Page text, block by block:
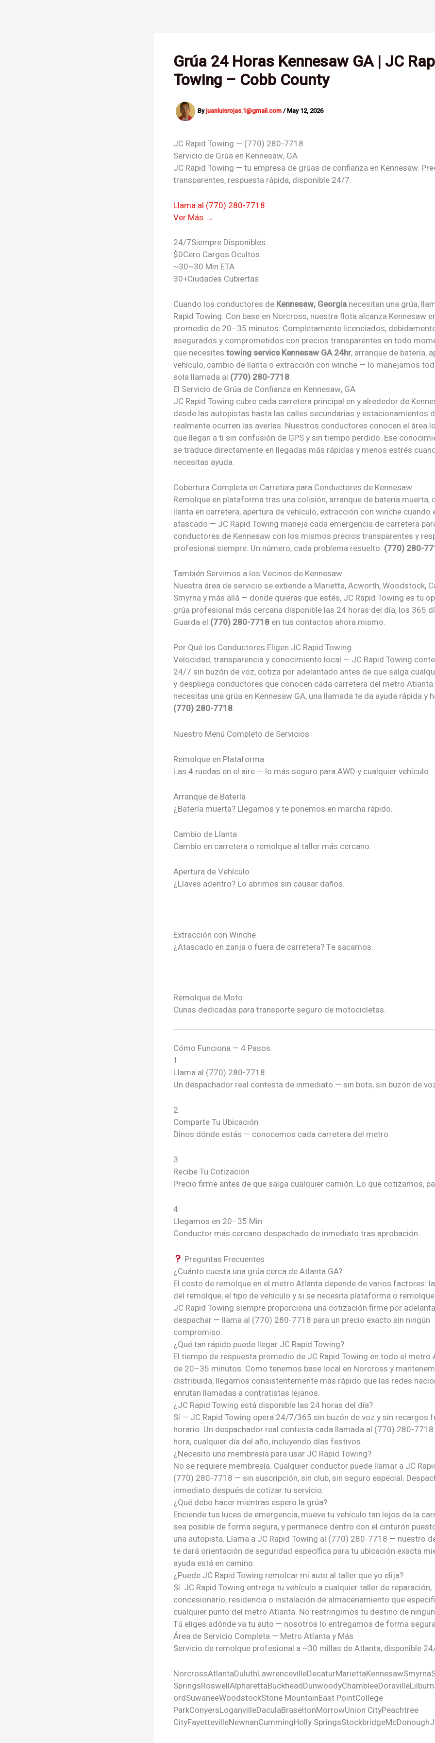
Grúa 24 Horas Kennesaw GA | JC
Towing – Cobb County
Byjuanluisrojas.1@gmail.com/May 12, 2026
JC Rapid Towing — (770) 280-7718
Servicio de Grúa en Kennesaw, GA
JC Rapid Towing — tu empresa de grúas de confianza en Kennesaw.
transparentes, respuesta rápida, disponible 24/7.
Llama al (770) 280-7718
Ver Más →
24/7Siempre Disponibles
$0Cero Cargos Ocultos
~30~30 Min ETA
30+Ciudades Cubiertas
Cuando los conductores de Kennesaw, Georgia necesitan una grúa,
Rapid Towing. Con base en Norcross, nuestra flota alcanza Kennesaw
promedio de 20–35 minutos. Completamente licenciados,
asegurados y comprometidos con precios transparentes en todo
que necesites towing service Kennesaw GA 24hr, arranque de batería,
vehículo, cambio de llanta o extracción con winche — lo manejamos
sola llamada al (770) 280-7718.
El Servicio de Grúa de Confianza en Kennesaw, GA
JC Rapid Towing cubre cada carretera principal en y alrededor de
desde las autopistas hasta las calles secundarias y estacionamientos
realmente ocurren las averías. Nuestros conductores conocen el área
que llegan a ti sin confusión de GPS y sin tiempo perdido. Ese
se traduce directamente en llegadas más rápidas y menos estrés
necesitas ayuda.
Cobertura Completa en Carretera para Conductores de Kennesaw
Remolque en plataforma tras una colisión, arranque de batería muerta,
llanta en carretera, apertura de vehículo, extracción con winche cuando
atascado — JC Rapid Towing maneja cada emergencia de carretera
conductores de Kennesaw con los mismos precios transparentes y
profesional siempre. Un número, cada problema resuelto: (770) 280-
También Servimos a los Vecinos de Kennesaw
Nuestra área de servicio se extiende a Marietta, Acworth, Woodstock,
Smyrna y más allá — donde quieras que estés, JC Rapid Towing es tu
grúa profesional más cercana disponible las 24 horas del día, los 365
Guarda el (770) 280-7718 en tus contactos ahora mismo.
Por Qué los Conductores Eligen JC Rapid Towing
Velocidad, transparencia y conocimiento local — JC Rapid Towing
24/7 sin buzón de voz, cotiza por adelantado antes de que salga
y despliega conductores que conocen cada carretera del metro
necesitas una grúa en Kennesaw GA, una llamada te da ayuda rápida y
(770) 280-7718.
Nuestro Menú Completo de Servicios
Remolque en Plataforma
Las 4 ruedas en el aire — lo más seguro para AWD y cualquier vehículo.
Arranque de Batería
¿Batería muerta? Llegamos y te ponemos en marcha rápido.
Cambio de Llanta
Cambio en carretera o remolque al taller más cercano.
Apertura de Vehículo
¿Llaves adentro? Lo abrimos sin causar daños.
Extracción con Winche
¿Atascado en zanja o fuera de carretera? Te sacamos.
Remolque de Moto
Cunas dedicadas para transporte seguro de motocicletas.
Cómo Funciona — 4 Pasos
1
Llama al (770) 280-7718
Un despachador real contesta de inmediato — sin bots, sin buzón de
2
Comparte Tu Ubicación
Dinos dónde estás — conocemos cada carretera del metro.
3
Recibe Tu Cotización
Precio firme antes de que salga cualquier camión. Lo que cotizamos,
4
Llegamos en 20–35 Min
Conductor más cercano despachado de inmediato tras aprobación.
Preguntas Frecuentes
¿Cuánto cuesta una grúa cerca de Atlanta GA?
El costo de remolque en el metro Atlanta depende de varios factores:
del remolque, el tipo de vehículo y si se necesita plataforma o
JC Rapid Towing siempre proporciona una cotización firme por
despachar — llama al (770) 280-7718 para un precio exacto sin ningún
compromiso.
¿Qué tan rápido puede llegar JC Rapid Towing?
El tiempo de respuesta promedio de JC Rapid Towing en todo el metro
de 20–35 minutos. Como tenemos base local en Norcross y
distribuida, llegamos consistentemente más rápido que las redes
enrutan llamadas a contratistas lejanos.
¿JC Rapid Towing está disponible las 24 horas del día?
Sí — JC Rapid Towing opera 24/7/365 sin buzón de voz y sin recargos
horario. Un despachador real contesta cada llamada al (770) 280-
hora, cualquier día del año, incluyendo días festivos.
¿Necesito una membresía para usar JC Rapid Towing?
No se requiere membresía. Cualquier conductor puede llamar a JC
(770) 280-7718 — sin suscripción, sin club, sin seguro especial.
inmediato después de cotizar tu servicio.
¿Qué debo hacer mientras espero la grúa?
Enciende tus luces de emergencia, mueve tu vehículo tan lejos de la
sea posible de forma segura, y permanece dentro con el cinturón
una autopista. Llama a JC Rapid Towing al (770) 280-7718 — nuestro
te dará orientación de seguridad específica para tu ubicación exacta
ayuda está en camino.
¿Puede JC Rapid Towing remolcar mi auto al taller que yo elija?
Sí. JC Rapid Towing entrega tu vehículo a cualquier taller de reparación,
concesionario, residencia o instalación de almacenamiento que
cualquier punto del metro Atlanta. No restringimos tu destino de
Tú eliges adónde va tu auto — nosotros lo entregamos de forma
Área de Servicio Completa — Metro Atlanta y Más
Servicio de remolque profesional a ~30 millas de Atlanta, disponible
NorcrossAtlantaDuluthLawrencevilleDecaturMariettaKennesawSmyrna
SpringsRoswellAlpharettaBuckheadDunwoodyChambleeDoravilleLilburn
ordSuwaneeWoodstockStone MountainEast PointCollege
ParkConyersLoganvilleDaculaBraseltonMorrowUnion CityPeachtree
CityFayettevilleNewnanCummingHolly SpringsStockbridgeMcDonough